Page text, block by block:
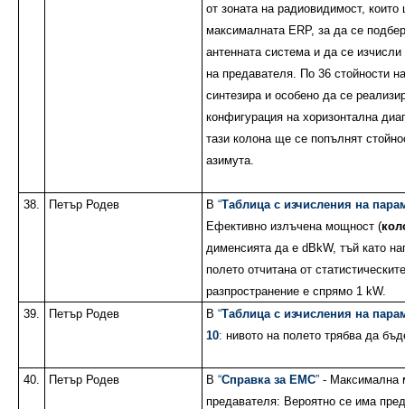
от зоната на радиовидимост,
максималната ERP, за да се
антенната система и да се
на предавателя. По 36 стойности
синтезира и особено да се
конфигурация на хоризонтална
тази колона ще се попълнят
азимута.
38. Петър Родев В“Таблица с изчисления на
Ефективно излъчена мощност (
дименсията да е dBkW, тъй като
полето отчитана от
разпространение е спрямо 1 kW.
39.
Петър Родев В“Таблица с изчисления на
10: нивото на полето трябва да
40. Петър Родев В“Справка за ЕМС” - Максимална
предавателя: Вероятно се има